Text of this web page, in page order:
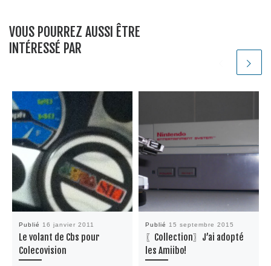
VOUS POURREZ AUSSI ÊTRE
INTÉRESSÉ PAR
Publié 16 janvier 2011
Le volant de Cbs pour
Colecovision
Publié 15 septembre 2015
〖Collection〗J’ai adopté
les Amiibo!